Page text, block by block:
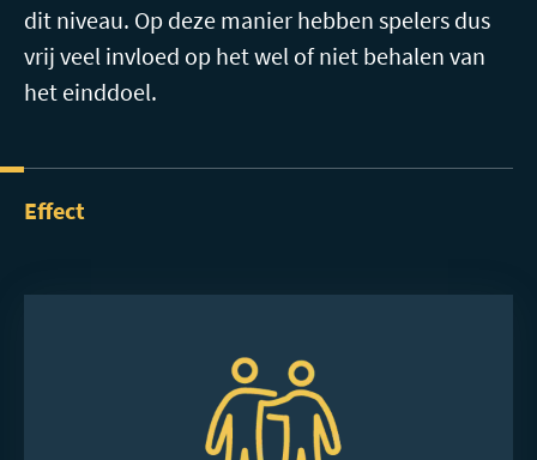
dit niveau. Op deze manier hebben spelers dus
vrij veel invloed op het wel of niet behalen van
het einddoel.
Effect